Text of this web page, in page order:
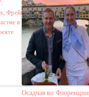
Осадчая во Флоренции,